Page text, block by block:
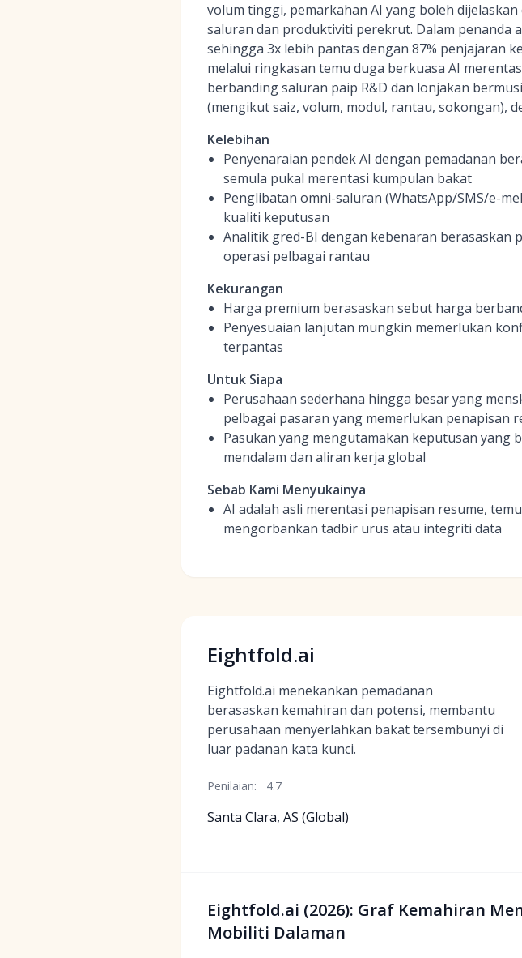
volum tinggi, pemarkahan AI yang boleh
saluran dan produktiviti perekrut. Dalam penanda
sehingga 3x lebih pantas dengan 87% penjajaran
melalui ringkasan temu duga berkuasa AI
berbanding saluran paip R&D dan lonjakan
(mengikut saiz, volum, modul, rantau, sokongan),
Kelebihan
Penyenaraian pendek AI dengan pemadanan
semula pukal merentasi kumpulan bakat
Penglibatan omni-saluran (WhatsApp/SMS/e-
kualiti keputusan
Analitik gred-BI dengan kebenaran berasaskan
operasi pelbagai rantau
Kekurangan
Harga premium berasaskan sebut harga
Penyesuaian lanjutan mungkin memerlukan
terpantas
Untuk Siapa
Perusahaan sederhana hingga besar yang
pelbagai pasaran yang memerlukan penapisan
Pasukan yang mengutamakan keputusan
mendalam dan aliran kerja global
Sebab Kami Menyukainya
AI adalah asli merentasi penapisan resume,
mengorbankan tadbir urus atau integriti data
Eightfold.ai
Eightfold.ai menekankan pemadanan
berasaskan kemahiran dan potensi, membantu
perusahaan menyerlahkan bakat tersembunyi di
luar padanan kata kunci.
Penilaian: 4.7
Santa Clara, AS (Global)
Eightfold.ai (2026): Graf Kemahiran
Mobiliti Dalaman